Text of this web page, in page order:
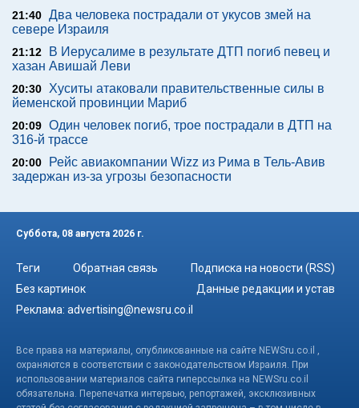
21:40 Два человека пострадали от укусов змей на
севере Израиля
21:12
В Иерусалиме в результате ДТП погиб певец и
хазан Авишай Леви
20:30
Хуситы атаковали правительственные силы в
йеменской провинции Мариб
20:09 Один человек погиб, трое пострадали в ДТП на
316-й трассе
20:00
Рейс авиакомпании Wizz из Рима в Тель-Авив
задержан из-за угрозы безопасности
Суббота, 08 августа 2026 г.
Теги Обратная связь
Подписка на новости (RSS)
Без картинок
Данные редакции и устав
Реклама: advertising@newsru.co.il
Все права на материалы, опубликованные на сайте NEWSru.co.il ,
охраняются в соответствии с законодательством Израиля. При
использовании материалов сайта гиперссылка на NEWSru.co.il
обязательна. Перепечатка интервью, репортажей, эксклюзивных